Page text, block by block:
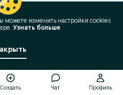
Создать Чат Профиль
можете изменить настройки cookies
Узнать больше